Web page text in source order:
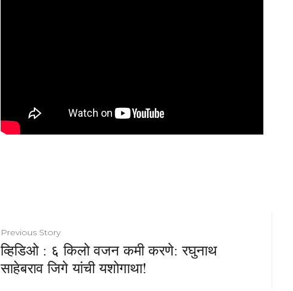
Previous Story
व्हिडिओ : ६ किलो वजन कमी करणे: रघुनाथ
साहेबराव जिगे यांची यशोगाथा!